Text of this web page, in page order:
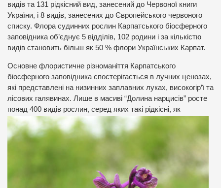
видів та 131 рідкісний вид, занесений до Червоної книги
України, і 8 видів, занесених до Європейського червоного
списку. Флора судинних рослин Карпатського біосферного
заповідника об’єднує 5 відділів, 102 родини і за кількістю
видів становить більш як 50 % флори Українських Карпат.
Основне флористичне різноманіття Карпатського
біосферного заповідника спостерігається в лучних ценозах,
які представлені на низинних заплавних луках, високогір’ї та
лісових галявинах. Лише в масиві “Долина нарцисів” росте
понад 400 видів рослин, серед яких такі рідкісні, як